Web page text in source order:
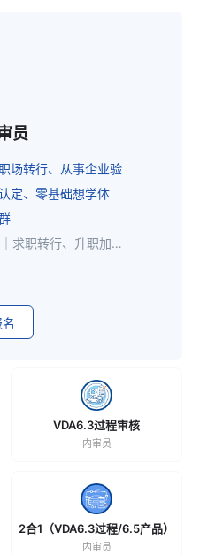
员
场转行、从事企业验
定、零基础想学体
ISO9001质量管理内审员证｜求职转行、升职加薪通用加分证书职场低成本提升竞争力首选证书！ISO9001内审员是全行业通用刚需岗位，岗位稳定、适配范围广。不管是在职员工想升职稳岗、应届生求职，还是零基础跨行转行，持证均可快速补齐专业短板、丰富简历，大幅提升面试通过率与岗位晋升优势，是体系、质检、生产、行政、安环等岗位的核心加分项。证书企业广泛认可，适配个人求职应聘、岗位转正、技能提升、职场进阶。一、适合报考人群制造工厂在岗员工、体系专员、客户验厂对接专员生产、行政、安全、环保、质检各部门从业人员应届在校学生、打算转行换工作的职场人士零基础，想学习质量管理体系、提升专业技能的人员二、课程大纲ISO9001标准整体框架梳理体系专业术语解析ISO9001全部条款要求逐条精讲内审员必备审核方法、沟通技巧真实企业内审案例研讨、模拟练习现场内审全流程实战教学三、培训取证流程注册报名→联系老师开通权益→线上学习→线上考试→快递内审员证四、内审员证书内审资格证书由 CCAA 课程合规备案授权机构颁发，证书机构网上查询，真实有效，企业认可，全国通用
VDA6.3过程审核
内审员
2合1（VDA6.3过程/6.5产品）
内审员